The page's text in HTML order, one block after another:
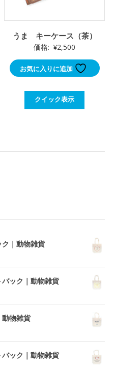
うま キーケース（茶）
価格: ¥2,500
お気に入りに追加
クイック表示
｜動物雑貨
ック｜動物雑貨
物雑貨
ック｜動物雑貨